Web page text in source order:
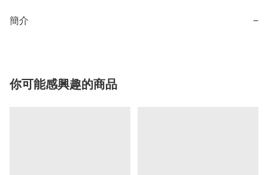
簡介 −
你可能感興趣的商品